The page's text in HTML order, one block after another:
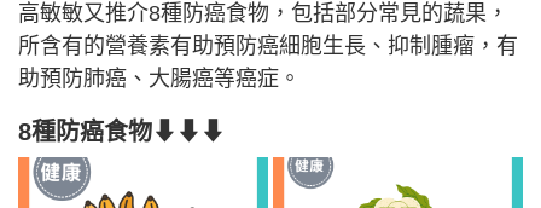
高敏敏又推介8種防癌食物，包括部分常見的蔬果，
所含有的營養素有助預防癌細胞生長、抑制腫瘤，有
助預防肺癌、大腸癌等癌症。
8種防癌食物⬇⬇⬇